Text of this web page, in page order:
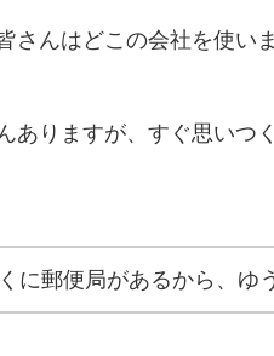
さんはどこの会社を使い
ありますが、すぐ思いつ
に郵便局があるから、ゆ